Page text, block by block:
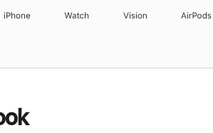
iPhone Watch Vision AirPods